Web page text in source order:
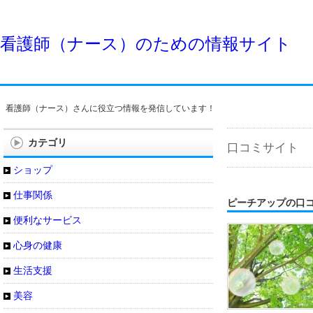
看護師（ナース）のための情報サイト
看護師（ナース）さんに役立つ情報を発信しています！
口コミサイト
ピーチアップの口
カテゴリ
ショップ
仕事関係
便利なサービス
心身の健康
生活支援
美容